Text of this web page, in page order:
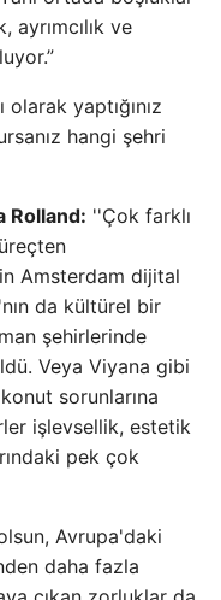
ayrımcılık ve
yaptığınız
hangi şehri
Rolland: ''Çok farklı
Amsterdam dijital
da kültürel bir
şehirlerinde
Veya Viyana gibi
sorunlarına
işlevsellik, estetik
pek çok
Avrupa'daki
daha fazla